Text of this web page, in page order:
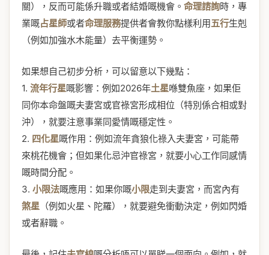
關），反而可能係升職或者結婚嘅機會。 命理諮詢時，專
業嘅占星師或者命理服務提供者會教你點樣利用五行生剋
（例如加強水木能量）去平衡運勢。
如果想自己初步分析，可以留意以下幾點：
1. 流年行星嘅影響：例如2026年土星喺雙魚座，如果佢
同你本命盤嘅夫妻宮或官祿宮形成相位（特別係合相或對
沖），就要注意事業同愛情嘅穩定性。
2. 四化星嘅作用：例如流年貪狼化祿入夫妻宮，可能帶
來桃花機會；但如果化忌沖官祿宮，就要小心工作同感情
嘅時間分配。
3. 小限法嘅應用：如果你嘅小限走到夫妻宮，而宮內有
煞星 （例如火星、陀羅），就要避免衝動決定，例如閃婚
或者辭職。